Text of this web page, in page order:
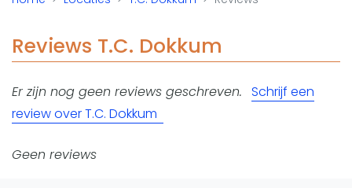
Banenbouwers
Reserveringssystemen
Toevoegen data
Laatste updates
Padel
Reviews T.C. Dokkum
Er zijn nog geen reviews geschreven. Schrijf een
review over T.C. Dokkum
Geen reviews